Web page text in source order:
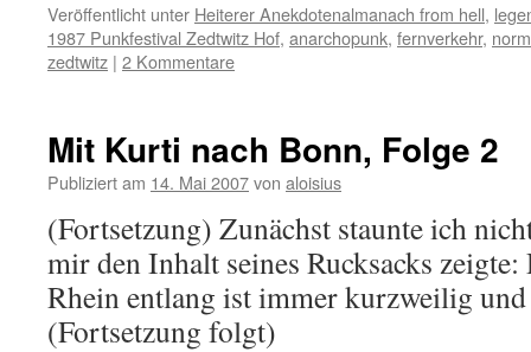
Veröffentlicht unter Heiterer Anekdotenalmanach from hell,
1987 Punkfestival Zedtwitz Hof, anarchopunk, fernverkehr,
zedtwitz | 2 Kommentare
Mit Kurti nach Bonn, Folge 2
Publiziert am 14. Mai 2007von aloisius
(Fortsetzung) Zunächst staunte ich
mir den Inhalt seines Rucksacks
Rhein entlang ist immer kurzweilig
(Fortsetzung folgt)